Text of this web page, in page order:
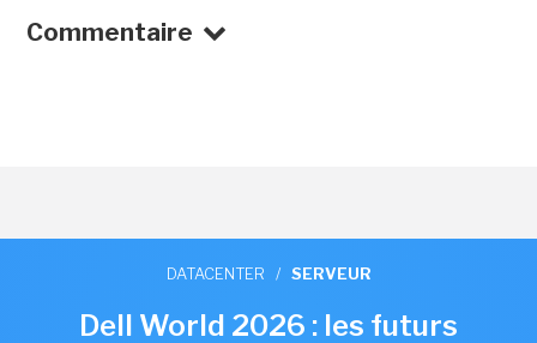
Commentaire
DATACENTER / SERVEUR
Dell World 2026 : les futurs